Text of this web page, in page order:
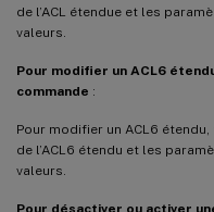
de l’ACL étendue et les
valeurs.
Pour modifier un ACL6
commande :
Pour modifier un ACL6
de l’ACL6 étendu et les
valeurs.
Pour désactiver ou activer